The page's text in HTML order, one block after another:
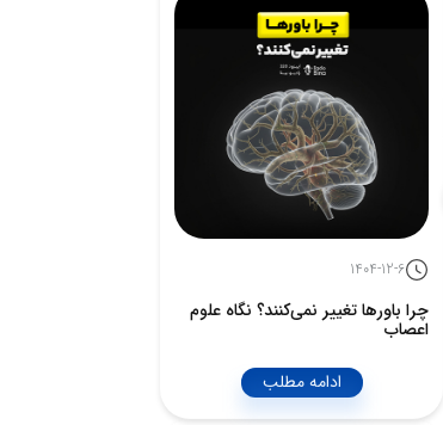
1404-12-6
چرا باورها تغییر نمی‌کنند؟ نگاه علوم
اعصاب
ادامه مطلب